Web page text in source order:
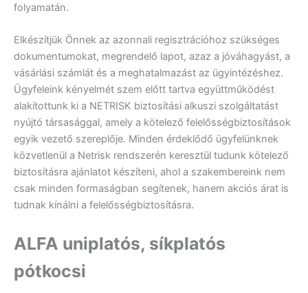
folyamatán.
Elkészítjük Önnek az azonnali regisztrációhoz szükséges
dokumentumokat, megrendelő lapot, azaz a jóváhagyást, a
vásárlási számlát és a meghatalmazást az ügyintézéshez.
Ügyfeleink kényelmét szem előtt tartva együttműködést
alakítottunk ki a NETRISK biztosítási alkuszi szolgáltatást
nyújtó társasággal, amely a kötelező felelősségbiztosítások
egyik vezető szereplője. Minden érdeklődő ügyfelünknek
közvetlenül a Netrisk rendszerén keresztül tudunk kötelező
biztosításra ajánlatot készíteni, ahol a szakembereink nem
csak minden formaságban segítenek, hanem akciós árat is
tudnak kínálni a felelősségbiztosításra.
ALFA uniplatós, síkplatós
pótkocsi